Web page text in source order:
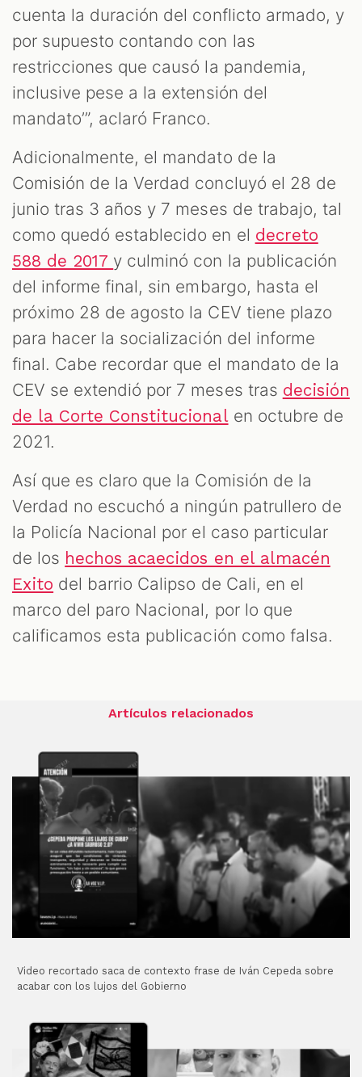
cuenta la duración del conflicto armado, y
por supuesto contando con las
restricciones que causó la pandemia,
inclusive pese a la extensión del
mandato’”, aclaró Franco.
Adicionalmente, el mandato de la
Comisión de la Verdad concluyó el 28 de
junio tras 3 años y 7 meses de trabajo, tal
como quedó establecido en el decreto
588 de 2017 y culminó con la publicación
del informe final, sin embargo, hasta el
próximo 28 de agosto la CEV tiene plazo
para hacer la socialización del informe
final. Cabe recordar que el mandato de la
CEV se extendió por 7 meses tras decisión
de la Corte Constitucionalen octubre de
2021.
Así que es claro que la Comisión de la
Verdad no escuchó a ningún patrullero de
la Policía Nacional por el caso particular
de los hechos acaecidos en el almacén
Exito del barrio Calipso de Cali, en el
marco del paro Nacional, por lo que
calificamos esta publicación como falsa.
Artículos relacionados
Video recortado saca de contexto frase de Iván Cepeda sobre
acabar con los lujos del Gobierno